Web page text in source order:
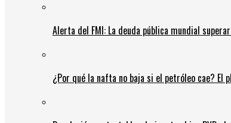
Alerta del FMI: La deuda pública mundial
¿Por qué la nafta no baja si el petróleo cae? El